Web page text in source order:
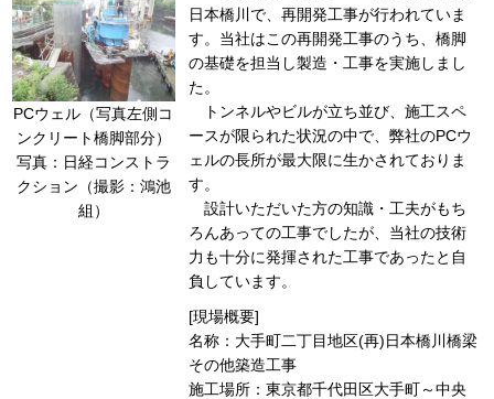
PCウェル（写真左側コ
ンクリート橋脚部分）
写真：日経コンストラ
クション（撮影：鴻池
組）
日本橋川で、再開発工事が行われていま
す。当社はこの再開発工事のうち、橋脚
の基礎を担当し製造・工事を実施しまし
た。
トンネルやビルが立ち並び、施工スペ
ースが限られた状況の中で、弊社のPCウ
ェルの長所が最大限に生かされておりま
す。
設計いただいた方の知識・工夫がもち
ろんあっての工事でしたが、当社の技術
力も十分に発揮された工事であったと自
負しています。
[現場概要]
名称：大手町二丁目地区(再)日本橋川橋梁
その他築造工事
施工場所：東京都千代田区大手町～中央